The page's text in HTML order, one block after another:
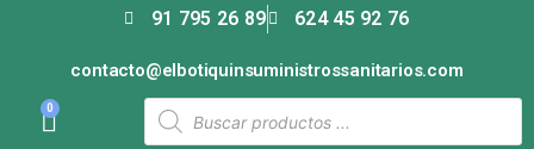
91 795 26 89 624 45 92 76
contacto@elbotiquinsuministrossanitarios.com
0